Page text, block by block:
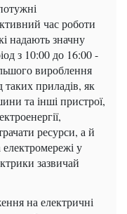
час роботи
надають значну
з 10:00 до 16:00 -
вироблення
таких приладів, як
та інші пристрої,
ресурси, а й
у
зазвичай
на електричні